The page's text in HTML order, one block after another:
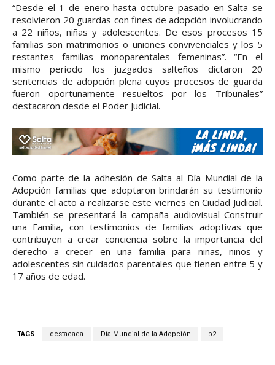
“Desde el 1 de enero hasta octubre pasado en Salta se
resolvieron 20 guardas con fines de adopción involucrando
a 22 niños, niñas y adolescentes. De esos procesos 15
familias son matrimonios o uniones convivenciales y los 5
restantes familias monoparentales femeninas”. “En el
mismo período los juzgados salteños dictaron 20
sentencias de adopción plena cuyos procesos de guarda
fueron oportunamente resueltos por los Tribunales”
destacaron desde el Poder Judicial.
Como parte de la adhesión de Salta al Día Mundial de la
Adopción familias que adoptaron brindarán su testimonio
durante el acto a realizarse este viernes en Ciudad Judicial.
También se presentará la campaña audiovisual Construir
una Familia, con testimonios de familias adoptivas que
contribuyen a crear conciencia sobre la importancia del
derecho a crecer en una familia para niñas, niños y
adolescentes sin cuidados parentales que tienen entre 5 y
17 años de edad.
TAGS destacada Día Mundial de la Adopción p2